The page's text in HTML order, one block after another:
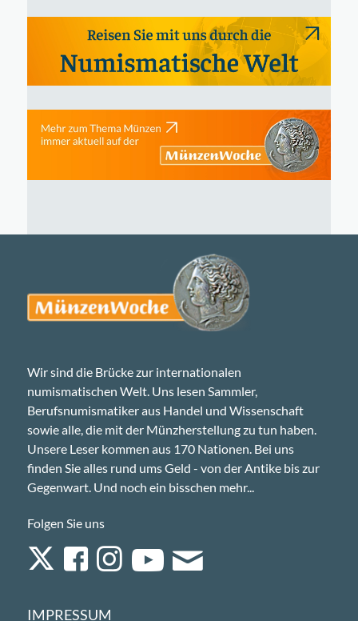
Wir sind die Brücke zur internationalen
numismatischen Welt. Uns lesen Sammler,
Berufsnumismatiker aus Handel und Wissenschaft
sowie alle, die mit der Münzherstellung zu tun haben.
Unsere Leser kommen aus 170 Nationen. Bei uns
finden Sie alles rund ums Geld - von der Antike bis zur
Gegenwart. Und noch ein bisschen mehr...
Folgen Sie uns
IMPRESSUM